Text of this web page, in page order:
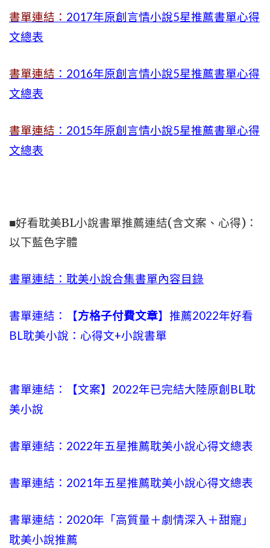
書單連結： 2017年原創言情小說5星推薦書單心得
文總表
書單連結 ：2016年原創言情小說5星推薦書單心得
文總表
書單連結 ：2015年原創言情小說5星推薦書單心得
文總表
■好看耽美BL小說書單推薦連結(含文案、心得)：
以下藍色字體
書單連結：耽美小說合集書單內容目錄
書單連結：【方格子付費文章】推薦2022年好看
BL耽美小說：心得文+小說書單
書單連結：【文案】2022年已完結大陸原創BL耽
美小說
書單連結：2022年五星推薦耽美小說心得文總表
書單連結：2021年五星推薦耽美小說心得文總表
書單連結：2020年「高質量＋劇情深入＋甜寵」
耽美小說推薦